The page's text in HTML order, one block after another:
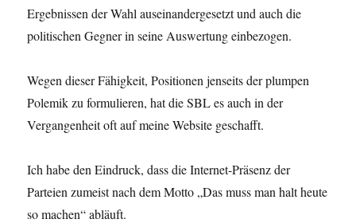
Ergebnissen der Wahl auseinandergesetzt und auch die
politischen Gegner in seine Auswertung einbezogen.
Wegen dieser Fähigkeit, Positionen jenseits der plumpen
Polemik zu formulieren, hat die SBL es auch in der
Vergangenheit oft auf meine Website geschafft.
Ich habe den Eindruck, dass die Internet-Präsenz der
Parteien zumeist nach dem Motto „Das muss man halt heute
so machen“ abläuft.